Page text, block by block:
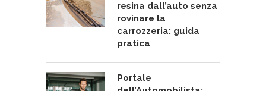
resina dall’auto senza
rovinare la
carrozzeria: guida
pratica
Portale